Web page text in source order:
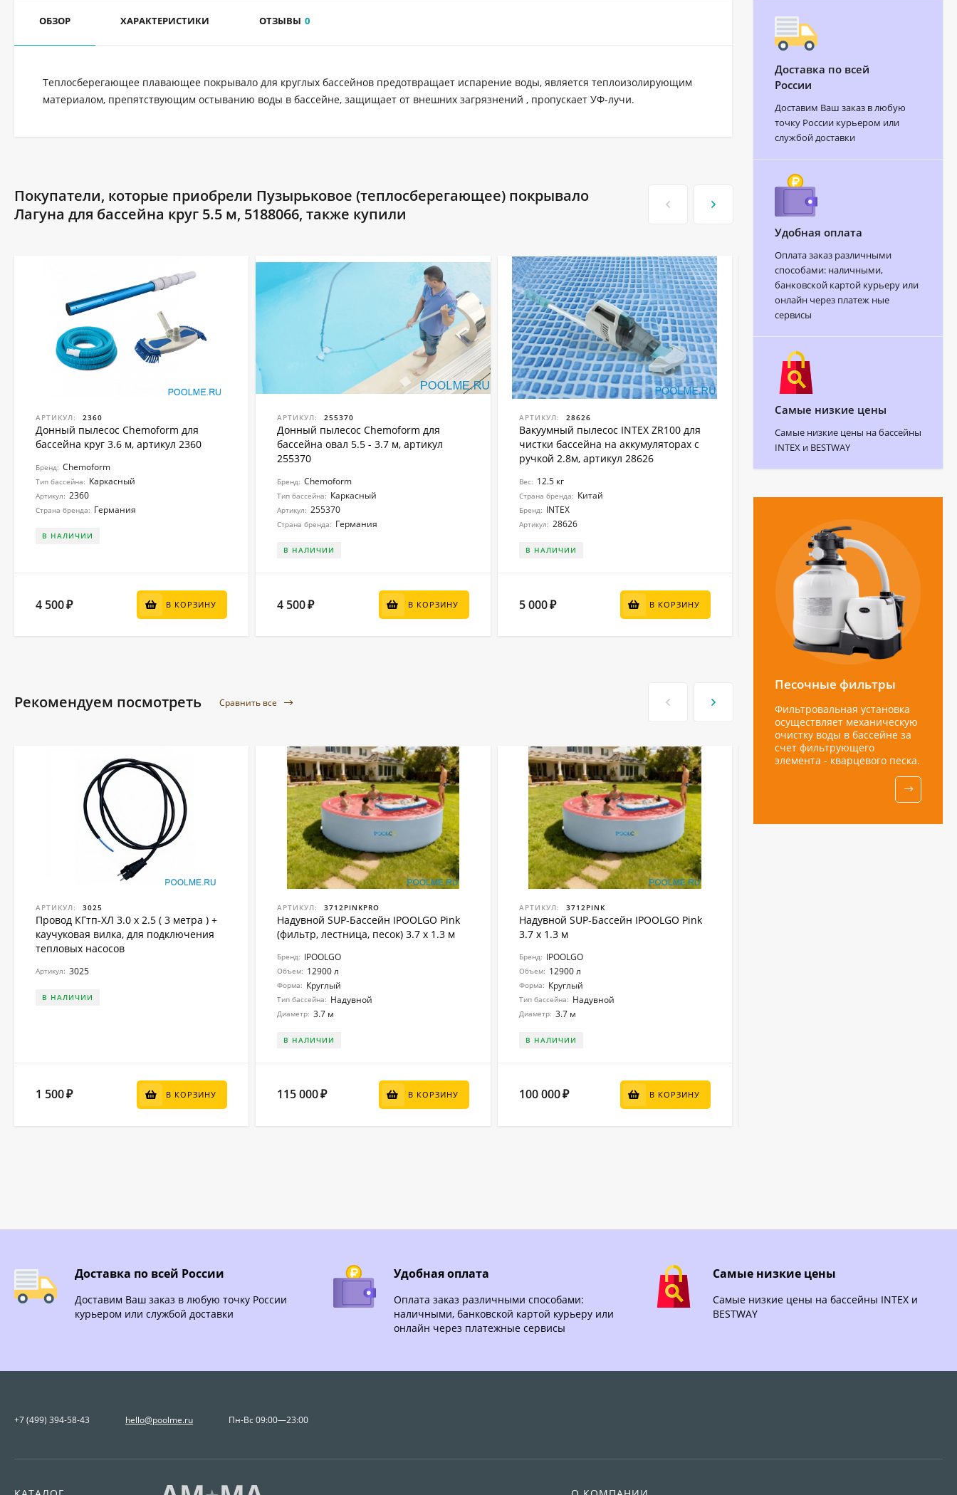
ОБЗОР ХАРАКТЕРИСТИКИ ОТЗЫВЫ 0
Теплосберегающее плавающее покрывало для круглых бассейнов предотвращает испарение воды, является теплоизолирующим
материалом, препятствующим остыванию воды в бассейне, защищает от внешних загрязнений , пропускает УФ-лучи.
Покупатели, которые приобрели Пузырьковое (теплосберегающее) покрывало
Лагуна для бассейна круг 5.5 м, 5188066, также купили
АРТИКУЛ: 2360
Донный пылесос Chemoform для
бассейна круг 3.6 м, артикул 2360
Бренд: Chemoform
Тип бассейна: Каркасный
Артикул: 2360
Страна бренда: Германия
В НАЛИЧИИ
4 500₽ В КОРЗИНУ
АРТИКУЛ: 255370
Донный пылесос Chemoform для
бассейна овал 5.5 - 3.7 м, артикул
255370
Бренд: Chemoform
Тип бассейна: Каркасный
Артикул: 255370
Страна бренда: Германия
В НАЛИЧИИ
4 500₽ В КОРЗИНУ
АРТИКУЛ: 28626
Вакуумный пылесос INTEX ZR100 для
чистки бассейна на аккумуляторах с
ручкой 2.8м, артикул 28626
Вес: 12.5 кг
Страна бренда: Китай
Бренд: INTEX
Артикул: 28626
В НАЛИЧИИ
5 000₽ В КОРЗИНУ
Пылесос для бассейна IBOT PRO 3 NG
C2PRO
WYBOT
Страна бренда: Китай
В НАЛИЧИИ
69 000 В КОРЗИНУ
Рекомендуем посмотреть Сравнить все
АРТИКУЛ: 3025
Провод КГтп-ХЛ 3.0 x 2.5 ( 3 метра ) +
каучуковая вилка, для подключения
тепловых насосов
Артикул: 3025
В НАЛИЧИИ
1 500₽ В КОРЗИНУ
АРТИКУЛ: 3712PINKPRO
Надувной SUP-Бассейн IPOOLGO Pink
(фильтр, лестница, песок) 3.7 x 1.3 м
Бренд: IPOOLGO
Объем: 12900 л
Форма: Круглый
Тип бассейна: Надувной
Диаметр: 3.7 м
В НАЛИЧИИ
115 000₽ В КОРЗИНУ
АРТИКУЛ: 3712PINK
Надувной SUP-Бассейн IPOOLGO Pink
3.7 x 1.3 м
Бренд: IPOOLGO
Объем: 12900 л
Форма: Круглый
Тип бассейна: Надувной
Диаметр: 3.7 м
В НАЛИЧИИ
100 000₽ В КОРЗИНУ
Доставка по всей
России
Доставим Ваш заказ в любую
точку России курьером или
службой доставки
Удобная оплата
Оплата заказ различными
способами: наличными,
банковской картой курьеру или
онлайн через платеж ные
сервисы
Самые низкие цены
Самые низкие цены на бассейны
INTEX и BESTWAY
Песочные фильтры
Фильтровальная установка
осуществляет механическую
очистку воды в бассейне за
счет фильтрующего
элемента - кварцевого песка.
Доставка по всей России
Доставим Ваш заказ в любую точку России
курьером или службой доставки
Удобная оплата
Оплата заказ различными способами:
наличными, банковской картой курьеру или
онлайн через платежные сервисы
Самые низкие цены
Самые низкие цены на бассейны INTEX и
BESTWAY
+7 (499) 394-58-43 hello@poolme.ru Пн-Вс 09:00—23:00